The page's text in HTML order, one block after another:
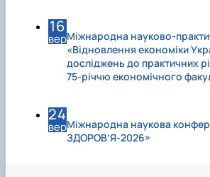
16
верМіжнародна науково-
«Відновлення економіки
досліджень до практичних
75-річчю економічного
24
верМіжнародна наукова
ЗДОРОВ’Я-2026»